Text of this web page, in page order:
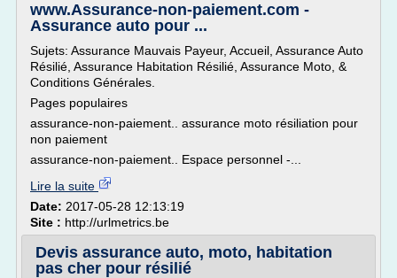
www.Assurance-non-paiement.com -
Assurance auto pour ...
Sujets: Assurance Mauvais Payeur, Accueil, Assurance Auto
Résilié, Assurance Habitation Résilié, Assurance Moto, &
Conditions Générales.
Pages populaires
assurance-non-paiement.. assurance moto résiliation pour
non paiement
assurance-non-paiement.. Espace personnel -...
Lire la suite
Date: 2017-05-28 12:13:19
Site : http://urlmetrics.be
Devis assurance auto, moto, habitation
pas cher pour résilié